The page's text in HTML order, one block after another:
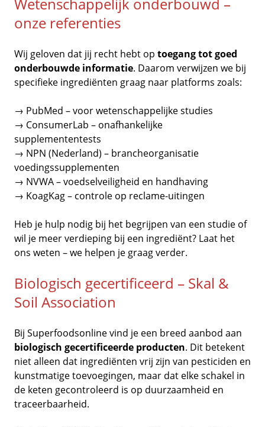
onze referenties
Wij geloven dat jij recht hebt op toegang tot goed
onderbouwde informatie. Daarom verwijzen we bij
specifieke ingrediënten graag naar platforms zoals:
→ PubMed – voor wetenschappelijke studies
→ ConsumerLab – onafhankelijke
supplemententests
→ NPN (Nederland) – brancheorganisatie
voedingssupplementen
→ NVWA– voedselveiligheid en handhaving
→ KoagKag– controle op reclame-uitingen
Heb je hulp nodig bij het begrijpen van een studie of
wil je meer verdieping bij een ingrediënt? Laat het
ons weten – we helpen je graag verder.
Biologisch gecertificeerd – Skal &
Soil Association
Bij Superfoodsonline vind je een breed aanbod aan
biologisch gecertificeerde producten. Dit betekent
niet alleen dat ingrediënten vrij zijn van pesticiden en
kunstmatige toevoegingen, maar dat elke schakel in
de keten gecontroleerd is op duurzaamheid en
traceerbaarheid.